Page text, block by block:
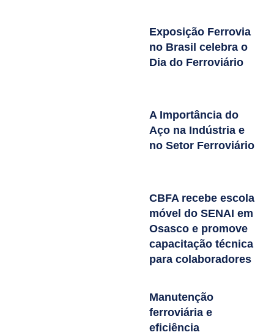
Exposição Ferrovia
no Brasil celebra o
Dia do Ferroviário
A Importância do
Aço na Indústria e
no Setor Ferroviário
CBFA recebe escola
móvel do SENAI em
Osasco e promove
capacitação técnica
para colaboradores
Manutenção
ferroviária e
eficiência